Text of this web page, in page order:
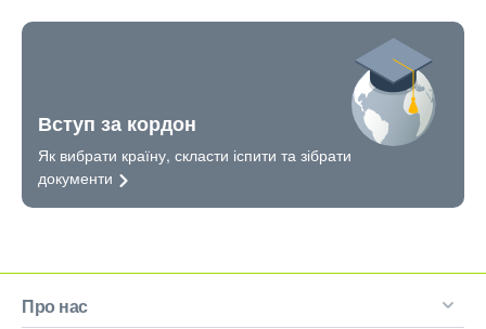
Вступ за кордон
Як вибрати країну, скласти іспити та зібрати
документи
Про нас